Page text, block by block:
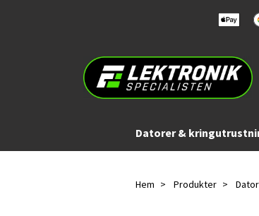
Datorer &
Hem Produkter